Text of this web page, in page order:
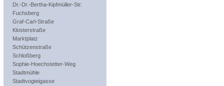
Dr.-Dr.-Bertha-Kipfmüller-Str.
Fuchsberg
Graf-Carl-Straße
Klosterstraße
Marktplatz
Schützenstraße
Schloßberg
Sophie-Hoechstetter-Weg
Stadtmühle
Stadtvogteigasse